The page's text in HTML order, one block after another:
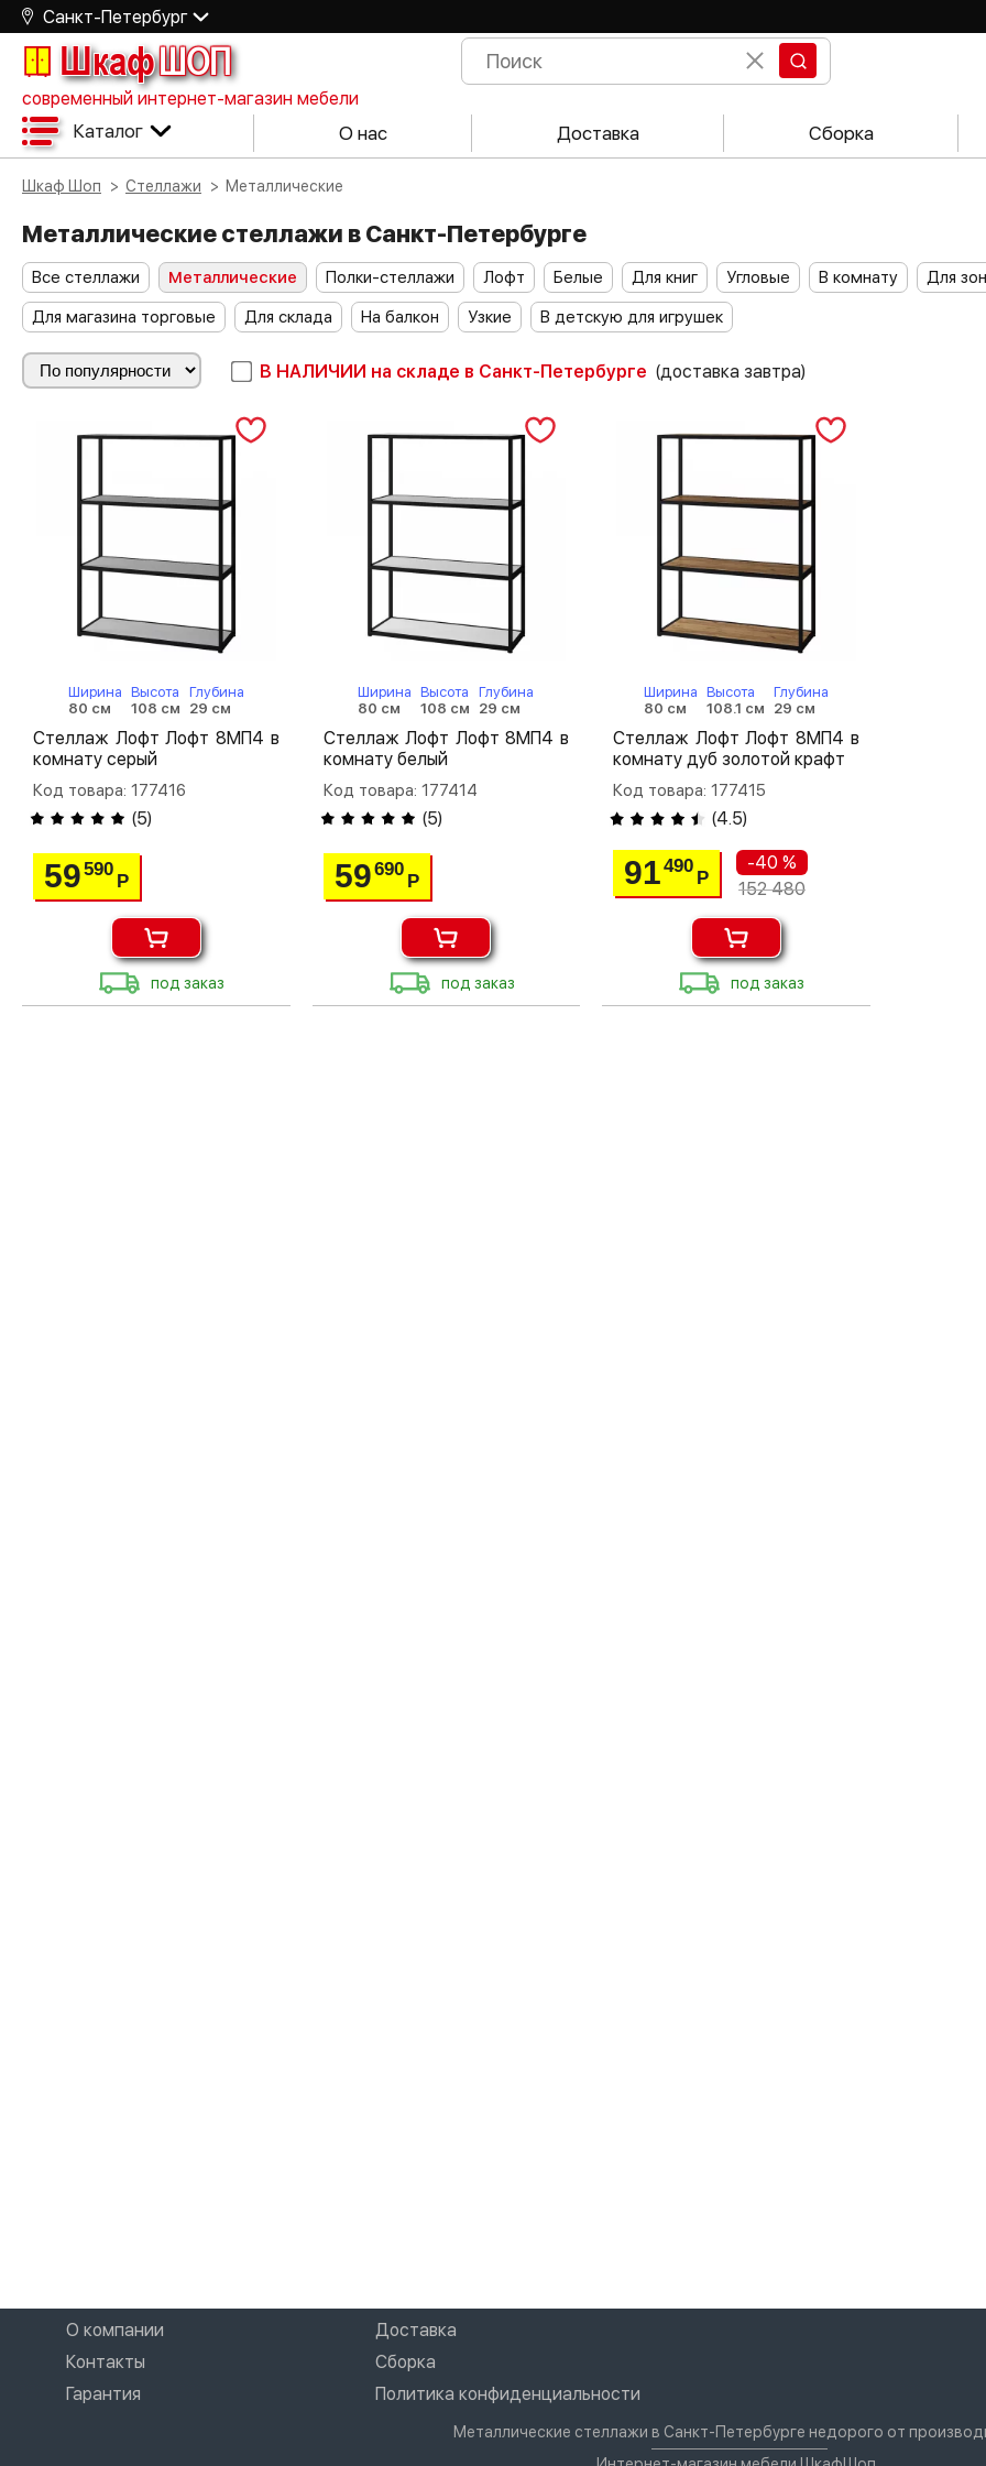
Санкт-Петербург
ШкафШОП
современный интернет-магазин мебели
Каталог О нас Доставка Сборка
Шкаф Шоп Стеллажи Металлические
Металлические стеллажи в Санкт-Петербурге
Все стеллажи Металлические Полки-стеллажи Лофт Белые Для книг Угловые В комнату Для
Для магазина торговые
Для склада На балкон Узкие В детскую для игрушек
В НАЛИЧИИ на складе в Санкт-Петербурге (доставка завтра)
Ширина
80 см
Высота
108 см
Глубина
29 см
Стеллаж Лофт Лофт 8МП4 в
комнату серый
Код товара: 177416
(5)
59590
Р
под заказ
Ширина
80 см
Высота
108 см
Глубина
29 см
Стеллаж Лофт Лофт 8МП4 в
комнату белый
Код товара: 177414
(5)
59690
Р
под заказ
Ширина
80 см
Высота
108.1 см
Глубина
29 см
Стеллаж Лофт Лофт 8МП4 в
комнату дуб золотой крафт
Код товара: 177415
(4.5)
91490
Р
-40 %
152 480
под заказ
О компании
Доставка
Контакты
Сборка
Гарантия
Политика конфиденциальности
Металлические стеллажи в Санкт-Петербурге недорого от